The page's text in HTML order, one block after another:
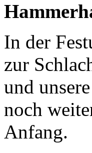
In der
zur
und
noch
Anfang.